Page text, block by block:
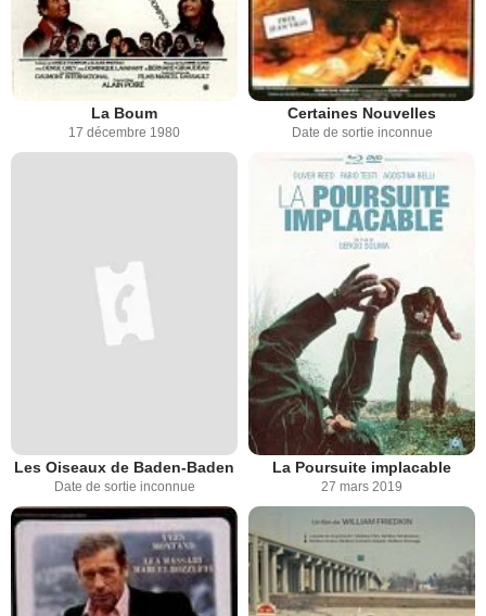
La Boum
17 décembre 1980
Certaines Nouvelles
Date de sortie inconnue
Les Oiseaux de Baden-Baden
Date de sortie inconnue
La Poursuite implacable
27 mars 2019